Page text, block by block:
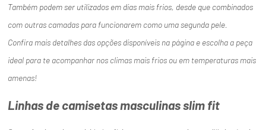
Também podem ser utilizados em dias mais frios, desde que combinados
com outras camadas para funcionarem como uma segunda pele.
Confira mais detalhes das opções disponíveis na página e escolha a peça
ideal para te acompanhar nos climas mais frios ou em temperaturas mais
amenas!
Linhas de camisetas masculinas slim fit